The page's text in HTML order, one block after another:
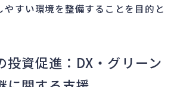
やすい環境を整備することを目的と
投資促進：DX・グリーン